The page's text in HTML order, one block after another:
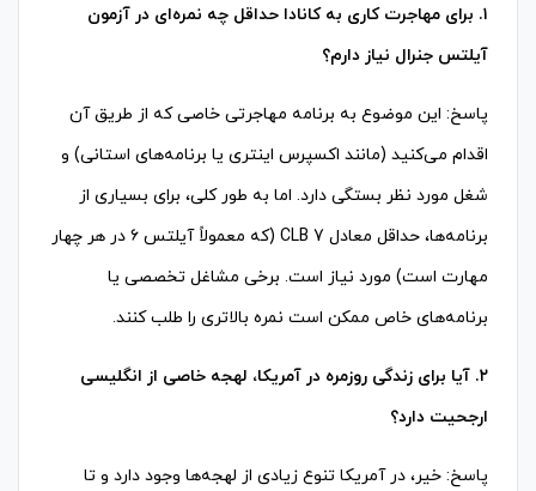
۱. برای مهاجرت کاری به کانادا حداقل چه نمره‌ای در آزمون
آیلتس جنرال نیاز دارم؟
پاسخ: این موضوع به برنامه مهاجرتی خاصی که از طریق آن
اقدام می‌کنید (مانند اکسپرس اینتری یا برنامه‌های استانی) و
شغل مورد نظر بستگی دارد. اما به طور کلی، برای بسیاری از
برنامه‌ها، حداقل معادل CLB 7 (که معمولاً آیلتس ۶ در هر چهار
مهارت است) مورد نیاز است. برخی مشاغل تخصصی یا
برنامه‌های خاص ممکن است نمره بالاتری را طلب کنند.
۲. آیا برای زندگی روزمره در آمریکا، لهجه خاصی از انگلیسی
ارجحیت دارد؟
پاسخ: خیر، در آمریکا تنوع زیادی از لهجه‌ها وجود دارد و تا